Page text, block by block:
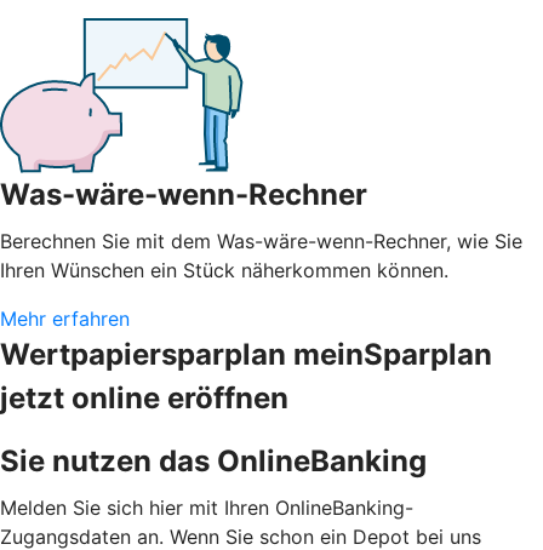
Was-wäre-wenn-Rechner
Berechnen Sie mit dem Was-wäre-wenn-Rechner, wie Sie
Ihren Wünschen ein Stück näherkommen können.
Mehr erfahren
Wertpapiersparplan meinSparplan
jetzt online eröffnen
Sie nutzen das OnlineBanking
Melden Sie sich hier mit Ihren OnlineBanking-
Zugangsdaten an. Wenn Sie schon ein Depot bei uns